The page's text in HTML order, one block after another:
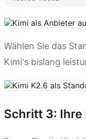
Wählen Sie das
Kimi's bislang
Schritt 3: Ihre